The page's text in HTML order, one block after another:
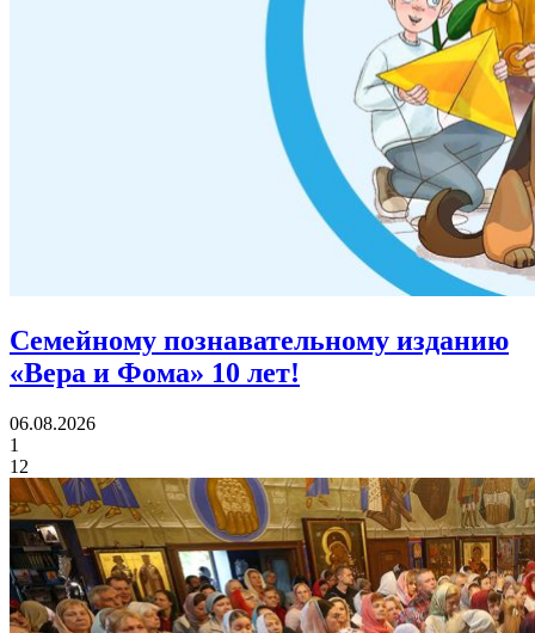
Семейному познавательному изданию
«Вера и Фома» 10 лет!
06.08.2026
1
12